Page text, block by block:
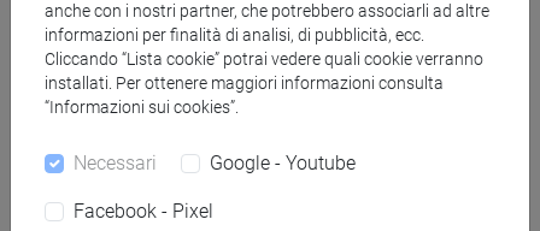
Corsi di studio e percorsi
[LM5] SCIENZE DEL LINGUAGGIO - Laurea
scienze del linguaggio
anche con i nostri partner, che potrebbero associarli ad altre
informazioni per finalità di analisi, di pubblicità, ecc.
Cliccando “Lista cookie” potrai vedere quali cookie verranno
installati. Per ottenere maggiori informazioni consulta
“Informazioni sui cookies”.
Necessari Google - Youtube
Facebook - Pixel